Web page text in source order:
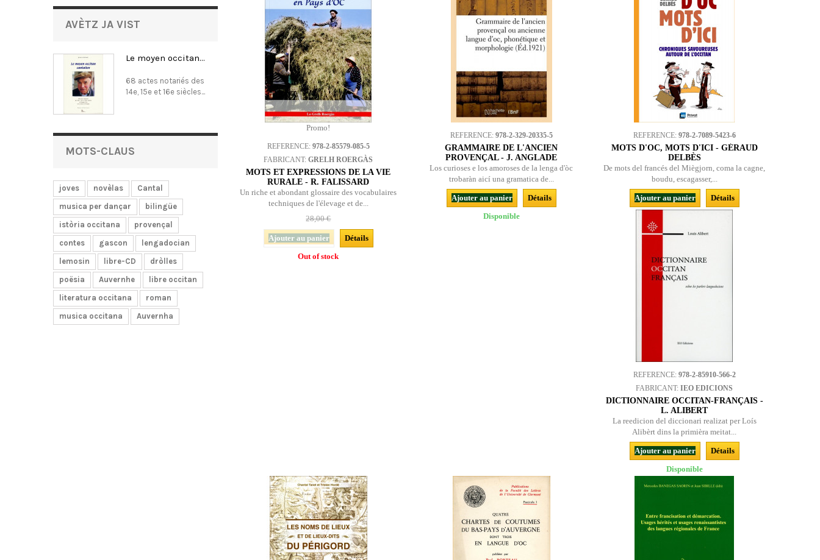
AVÈTZ JA VIST
Le moyen occitan...
68 actes notariés des
14e, 15e et 16e siècles...
MOTS-CLAUS
joves novèlas
Cantal
musica per dançar
bilingüe
istòria occitana
provençal
contes
gascon
lengadocian
lemosin
libre-CD
dròlles
poësia
Auvernhe
libre occitan
literatura occitana
roman
musica occitana
Auvernha
Promo!
REFERENCE: 978-2-85579-085-5
FABRICANT:GRELH ROERGÀS
MOTS ET EXPRESSIONS DE LA VIE
RURALE - R. FALISSARD
Un riche et abondant glossaire des vocabulaires
techniques de l'élevage et de...
28,00 €
Ajouter au panier
Détails
Out of stock
REFERENCE: 978-2-329-20335-5
GRAMMAIRE DE L'ANCIEN
PROVENÇAL - J. ANGLADE
Los curioses e los amoroses de la lenga d'òc
trobaràn aicí una gramatica de...
Ajouter au panier
Détails
Disponible
REFERENCE: 978-2-7089-5423-6
MOTS D'OC, MOTS D'ICI - GÉRAUD
DELBÈS
De mots del francés del Miègjorn, coma la cagne,
boudu, escagasser,...
Ajouter au panier Détails
REFERENCE: 978-2-85910-566-2
FABRICANT:IEO EDICIONS
DICTIONNAIRE OCCITAN-FRANÇAIS -
L. ALIBERT
La reedicion del diccionari realizat per Loís
Alibèrt dins la primièra meitat...
Ajouter au panier
Détails
Disponible